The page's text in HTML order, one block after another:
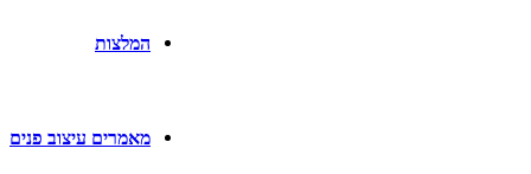
המלצות
מאמרים עיצוב פנים